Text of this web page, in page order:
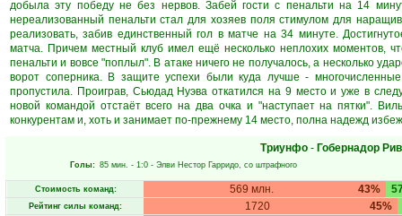
добыла эту победу не без нервов. Забей гости с пенальти на 14
нереализованный пенальти стал для хозяев поля стимулом для
реализовать, забив единственный гол в матче на 34 минуте.
матча. Причем местный клуб имел ещё несколько неплохих моментов,
пенальти и вовсе "поплыл". В атаке ничего не получалось, а несколько
ворот соперника. В защите успехи были куда лучше -
пропустила. Проиграв, Сьюдад Нуэва откатился на 9 место и уже в
новой командой отстаёт всего на два очка и "наступает на пятки".
конкурентам и, хоть и занимает по-прежнему 14 место, полна надежд
Триунфо- Гобернадор
Голы: 85 мин. - 1:0 - Элви Нестор Гарридо, со штрафного
Стоимость команд: 43%
569 млн.
Рейтинг силы команд: 45%
1720